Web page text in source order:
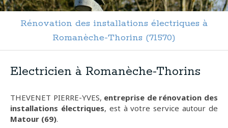
Rénovation des installations électriques à
Romanèche-Thorins (71570)
Electricien à Romanèche-Thorins
THEVENET PIERRE-YVES, entreprise de rénovation des
installations électriques, est à votre service autour de
Matour (69).